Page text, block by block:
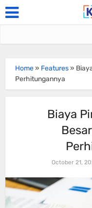
Home» Features»
Perhitungannya
Biaya
October 21,